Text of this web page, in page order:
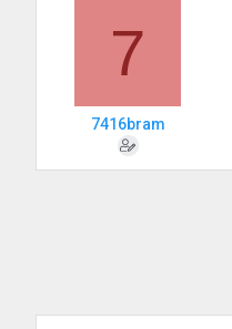
7
7416bram